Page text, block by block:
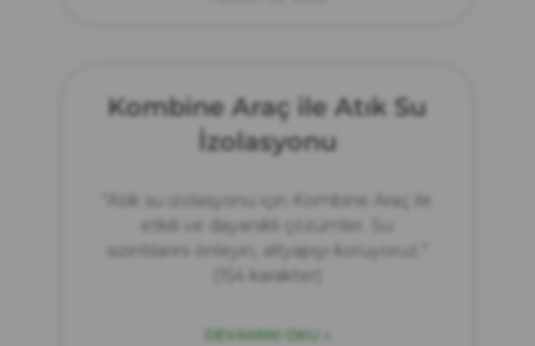
Kombine Araç ile Atık Su
İzolasyonu
“Atık su izolasyonu için Kombine Araç ile
etkili ve dayanıklı çözümler. Su
sızıntılarını önleyin, altyapıyı koruyoruz.”
(154 karakter)
DEVAMINI OKU »